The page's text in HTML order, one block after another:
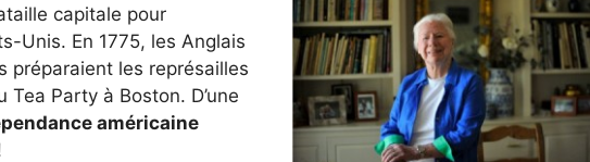
capitale pour
Unis. En 1775, les Anglais
préparaient les représailles
Party à Boston. D’une
américaine